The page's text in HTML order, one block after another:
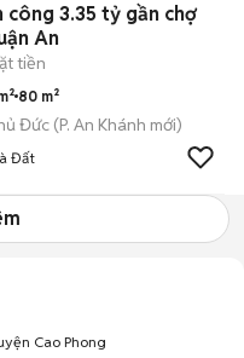
công 3.35 tỷ gần chợ
An
tiền
80 m²
Đức (P. An Khánh mới)
Đất
Cao Phong